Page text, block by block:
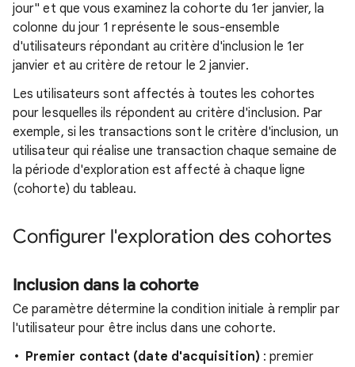
jour" et que vous examinez la cohorte du 1er janvier, la
colonne du jour 1 représente le sous-ensemble
d'utilisateurs répondant au critère d'inclusion le 1er
janvier et au critère de retour le 2 janvier.
Les utilisateurs sont affectés à toutes les cohortes
pour lesquelles ils répondent au critère d'inclusion. Par
exemple, si les transactions sont le critère d'inclusion, un
utilisateur qui réalise une transaction chaque semaine de
la période d'exploration est affecté à chaque ligne
(cohorte) du tableau.
Configurer l'exploration des cohortes
Inclusion dans la cohorte
Ce paramètre détermine la condition initiale à remplir par
l'utilisateur pour être inclus dans une cohorte.
Premier contact (date d'acquisition) : premier